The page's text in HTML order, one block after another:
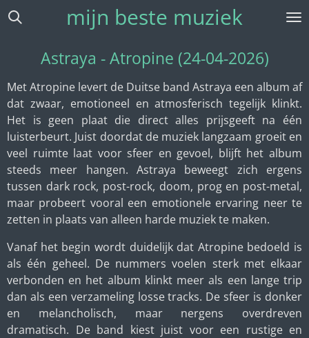
Ga
hoofdinhoud
mijn beste muziek
Astraya - Atropine (24-04-2026)
Met Atropine levert de Duitse band Astraya een album af
dat zwaar, emotioneel en atmosferisch tegelijk klinkt.
Het is geen plaat die direct alles prijsgeeft na één
luisterbeurt. Juist doordat de muziek langzaam groeit en
veel ruimte laat voor sfeer en gevoel, blijft het album
steeds meer hangen. Astraya beweegt zich ergens
tussen dark rock, post-rock, doom, prog en post-metal,
maar probeert vooral een emotionele ervaring neer te
zetten in plaats van alleen harde muziek te maken.
Vanaf het begin wordt duidelijk dat Atropine bedoeld is
als één geheel. De nummers voelen sterk met elkaar
verbonden en het album klinkt meer als een lange trip
dan als een verzameling losse tracks. De sfeer is donker
en melancholisch, maar nergens overdreven
dramatisch. De band kiest juist voor een rustige en